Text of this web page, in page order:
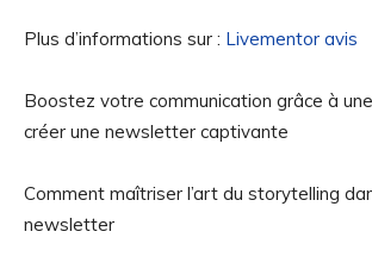
Plus d’informations sur : Livementor avis
Boostez votre communication grâce à
créer une newsletter captivante
Comment maîtriser l’art du storytelling
newsletter